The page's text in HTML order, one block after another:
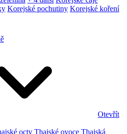
Korejské pochutiny Korejské koření
Otevřít
octy Thajské ovoce Thajská